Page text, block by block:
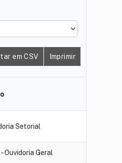
em CSV Imprimir
Setorial
Ouvidoria Geral